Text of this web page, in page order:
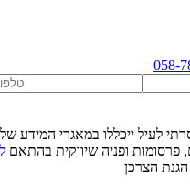
058-
לעיל ייכללו במאגרי המידע של
ופניה שיווקית בהתאם
הגנת הצרכן